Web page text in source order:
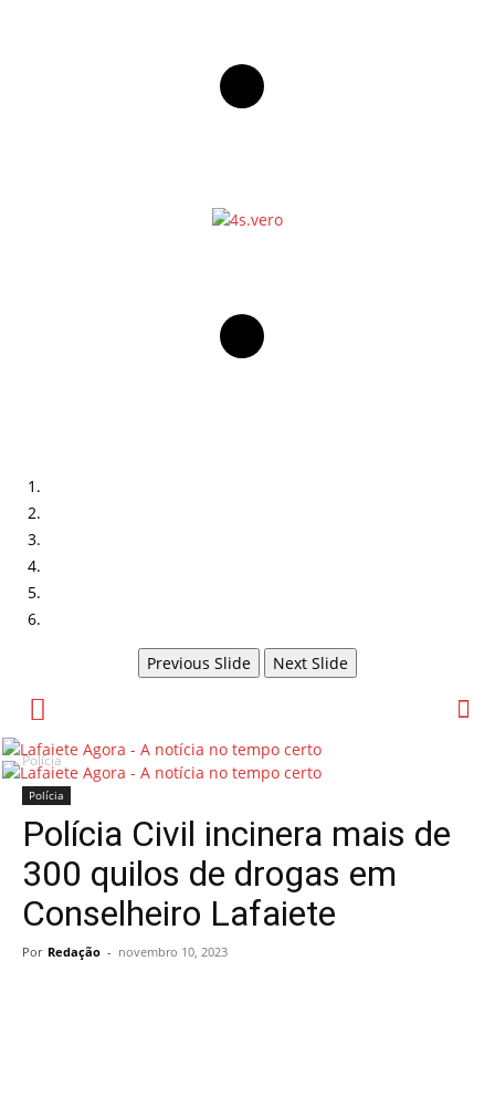
Previous Slide Next Slide
Polícia
Polícia
Polícia Civil incinera mais de
300 quilos de drogas em
Conselheiro Lafaiete
Por Redação - novembro 10, 2023